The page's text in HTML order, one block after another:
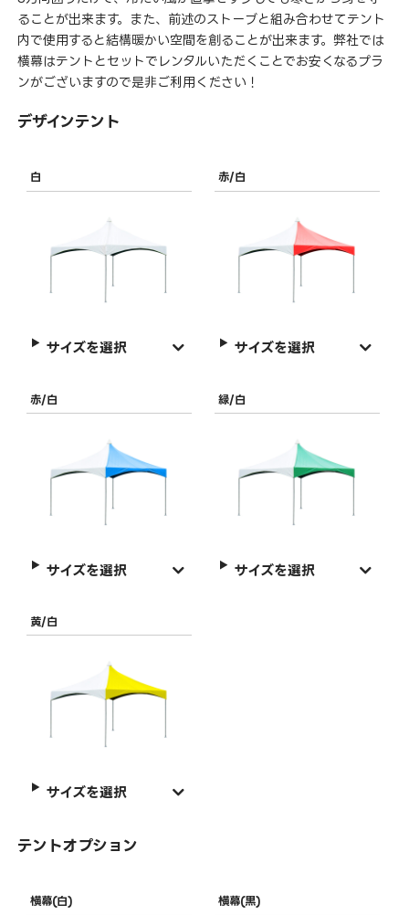
ることが出来ます。また、前述のストーブと組み合わせてテント
内で使用すると結構暖かい空間を創ることが出来ます。弊社では
横幕はテントとセットでレンタルいただくことでお安くなるプラ
ンがございますので是非ご利用ください！
デザインテント
白
サイズを選択
赤/白
サイズを選択
赤/白
サイズを選択
緑/白
サイズを選択
黄/白
サイズを選択
テントオプション
横幕(白) 横幕(黒)